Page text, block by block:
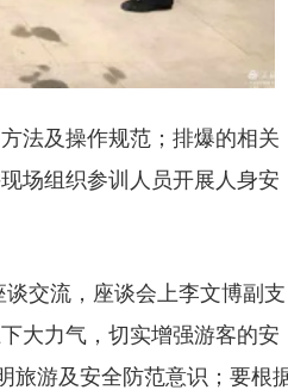
法及操作规范；排爆的相关
场组织参训人员开展人身安
交流，座谈会上李文博副支
大力气，切实增强游客的安
旅游及安全防范意识；要根